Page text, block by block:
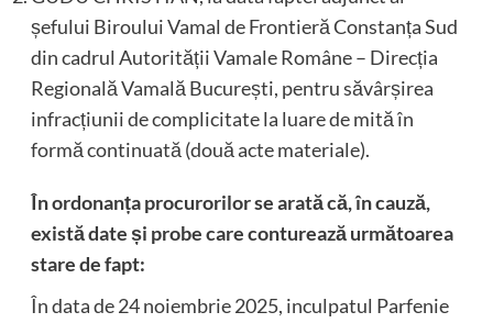
șefului Biroului Vamal de Frontieră Constanța Sud
din cadrul Autorității Vamale Române – Direcția
Regională Vamală București, pentru săvârșirea
infracțiunii de complicitate la luare de mită în
formă continuată (două acte materiale).
În ordonanța procurorilor se arată că, în cauză,
există date și probe care conturează următoarea
stare de fapt:
În data de 24 noiembrie 2025, inculpatul Parfenie